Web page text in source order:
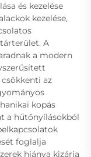
és kezelése
kezelése,
A
a modern
az
kopás
a hűtőnyílásokból
foglalja
hiánya kizárja